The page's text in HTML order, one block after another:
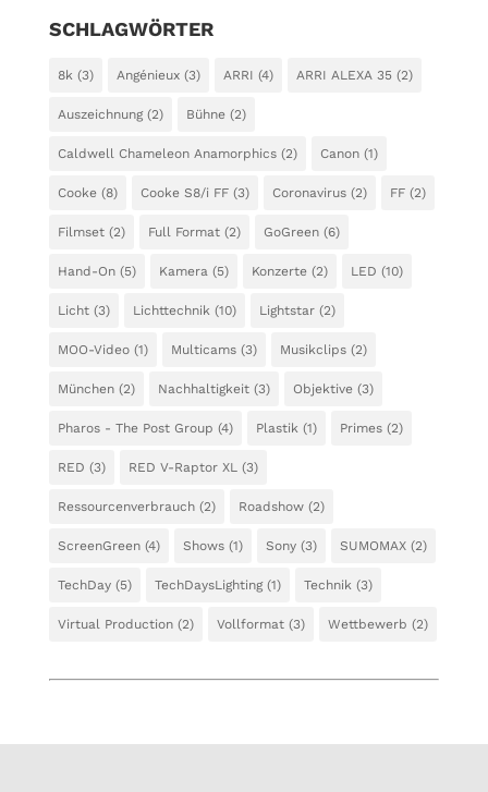
SCHLAGWÖRTER
8k(3) Angénieux(3) ARRI (4) ARRI ALEXA 35(2)
Auszeichnung(2) Bühne(2)
Caldwell Chameleon Anamorphics(2) Canon(1)
Cooke(8) Cooke S8/i FF(3) Coronavirus(2) FF(2)
Filmset(2) Full Format(2) GoGreen(6)
Hand-On(5) Kamera(5) Konzerte(2) LED (10)
Licht(3) Lichttechnik(10) Lightstar(2)
MOO-Video(1) Multicams(3) Musikclips(2)
München(2) Nachhaltigkeit(3) Objektive(3)
Pharos - The Post Group (4) Plastik(1) Primes(2)
RED (3) RED V-Raptor XL(3)
Ressourcenverbrauch(2) Roadshow(2)
ScreenGreen(4) Shows(1) Sony(3) SUMOMAX(2)
TechDay(5) TechDaysLighting(1) Technik(3)
Virtual Production(2) Vollformat(3) Wettbewerb (2)